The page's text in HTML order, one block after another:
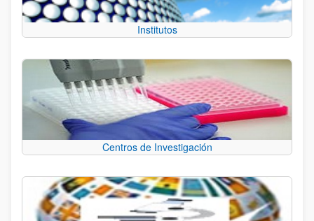
Institutos
Centros de Investigación